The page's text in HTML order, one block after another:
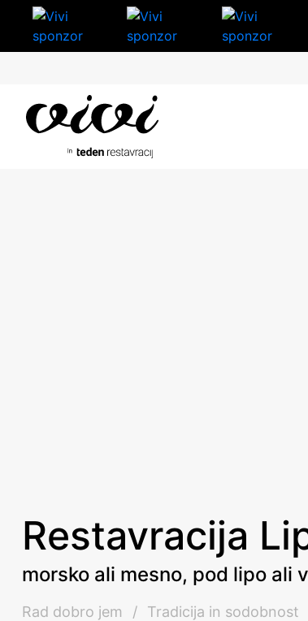
Restavracija
morsko ali mesno, pod lipo ali
Rad dobro jem / Tradicija in sodobnost